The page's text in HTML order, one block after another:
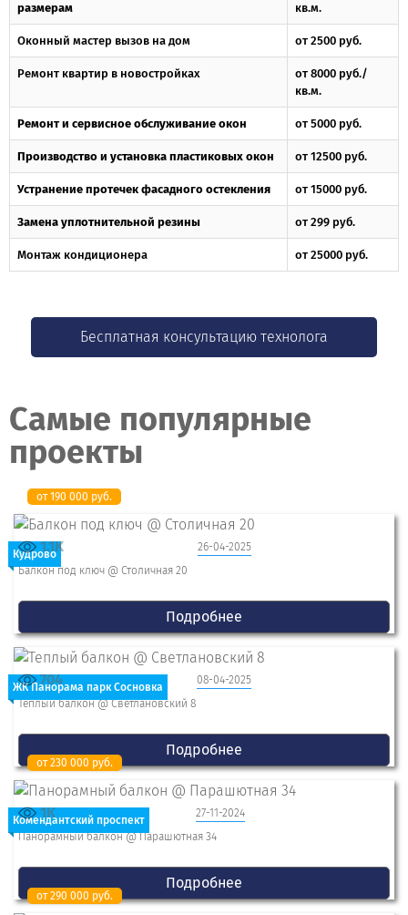
размерам
кв.м.
Оконный мастер вызов на дом от 2500 руб.
Ремонт квартир в новостройках
от 8000 руб./
кв.м.
Ремонт и сервисное обслуживание окон от 5000 руб.
Производство и установка пластиковых окон от 12500 руб.
Устранение протечек фасадного остекления от 15000 руб.
Замена уплотнительной резины от 299 руб.
Монтаж кондиционера от 25000 руб.
Бесплатная консультацию технолога
Самые популярные
проекты
Кудрово
от 190 000 руб.
26-04-2025
1.1K
Балкон под ключ @ Столичная 20
Подробнее
ЖК Панорама парк Сосновка
08-04-2025
704
Теплый балкон @ Светлановский 8
Подробнее
Комендантский проспект
от 230 000 руб.
27-11-2024
1K
Панорамный балкон @ Парашютная 34
Подробнее
от 290 000 руб.